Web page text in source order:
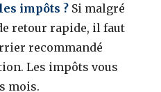
impôts ? Si malgré
retour rapide, il faut
recommandé
Les impôts vous
mois.